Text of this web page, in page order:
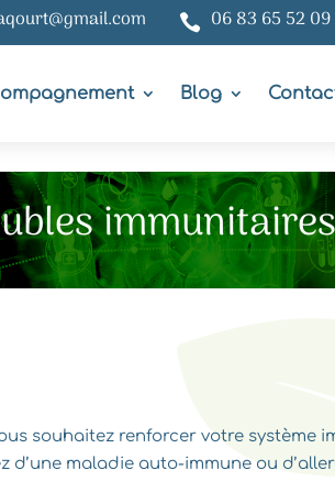
 06 83 65 52 09
Blog
immunitaires
souhaitez renforcer votre système
d’une maladie auto-immune ou